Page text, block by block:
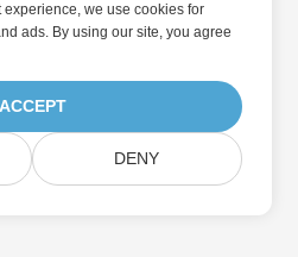
we use cookies for
ads. By using our site, you agree
ACCEPT
DENY